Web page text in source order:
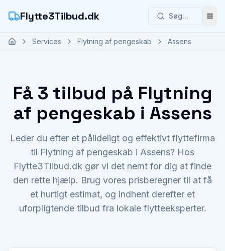
Flytte3Tilbud.dk Søg... Åbn
Services Flytning af pengeskab Assens
Få 3 tilbud på Flytning
af pengeskab i Assens
Leder du efter et pålideligt og effektivt flyttefirma
til Flytning af pengeskab i Assens? Hos
Flytte3Tilbud.dk gør vi det nemt for dig at finde
den rette hjælp. Brug vores prisberegner til at få
et hurtigt estimat, og indhent derefter et
uforpligtende tilbud fra lokale flytteeksperter.